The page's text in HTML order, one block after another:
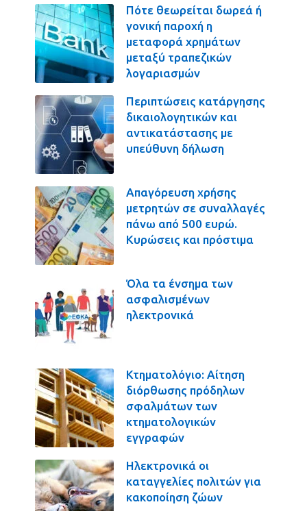
Πότε θεωρείται δωρεά ή
γονική παροχή η
μεταφορά χρημάτων
μεταξύ τραπεζικών
λογαριασμών
Περιπτώσεις κατάργησης
δικαιολογητικών και
αντικατάστασης με
υπεύθυνη δήλωση
Απαγόρευση χρήσης
μετρητών σε συναλλαγές
πάνω από 500 ευρώ.
Κυρώσεις και πρόστιμα
Όλα τα ένσημα των
ασφαλισμένων
ηλεκτρονικά
Κτηματολόγιο: Αίτηση
διόρθωσης πρόδηλων
σφαλμάτων των
κτηματολογικών
εγγραφών
Ηλεκτρονικά οι
καταγγελίες πολιτών για
κακοποίηση ζώων